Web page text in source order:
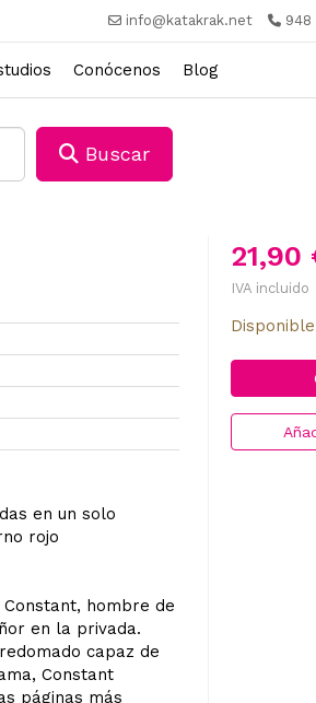
info@katakrak.net 948
Conócenos Blog
Buscar
21,90
IVA incluido
en un solo
rojo
hombre de
en la privada.
capaz de
Constant
páginas más